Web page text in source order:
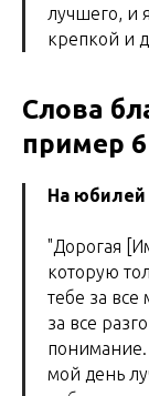
лучшего, и
крепкой и
Слова
пример 6
На
"Дорогая
которую
тебе за
за все
понимание.
мой день